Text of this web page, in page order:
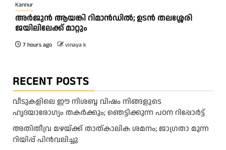
Kannur
അര്‍ജുന്‍ ആയങ്കി റിമാന്‍ഡില്‍; ഉടന്‍ തലശ്ശേരി
ജയിലിലേക്ക് മാറ്റും
7 hours ago vinaya k
RECENT POSTS
വീടുകളിലെ ഈ നിശബ്ദ വിഷം നിങ്ങളുടെ
ഹൃദയാരോഗ്യം തകർക്കും; ഞെട്ടിക്കുന്ന പഠന റിപ്പോർട്ട്
അ​തി​തീ​വ്ര മ​ഴ​യ്ക്ക് താ​ത്കാ​ലി​ക ശ​മ​നം; ജാ​ഗ്ര​താ മു​ന്ന​
റി​യി​പ്പ് പി​ന്‍​വ​ലി​ച്ചു